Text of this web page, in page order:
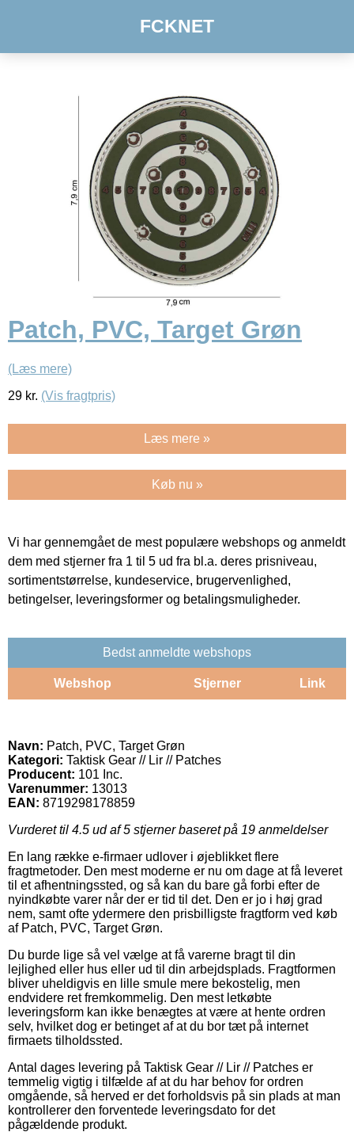
FCKNET
Patch, PVC, Target Grøn
(Læs mere)
29 kr. (Vis fragtpris)
Læs mere »
Køb nu »
Vi har gennemgået de mest populære webshops og anmeldt
dem med stjerner fra 1 til 5 ud fra bl.a. deres prisniveau,
sortimentstørrelse, kundeservice, brugervenlighed,
betingelser, leveringsformer og betalingsmuligheder.
Bedst anmeldte webshops
Webshop Stjerner Link
Navn: Patch, PVC, Target Grøn
Kategori: Taktisk Gear // Lir // Patches
Producent: 101 Inc.
Varenummer: 13013
EAN: 8719298178859
Vurderet til 4.5 ud af 5 stjerner baseret på 19 anmeldelser
En lang række e-firmaer udlover i øjeblikket flere
fragtmetoder. Den mest moderne er nu om dage at få leveret
til et afhentningssted, og så kan du bare gå forbi efter de
nyindkøbte varer når der er tid til det. Den er jo i høj grad
nem, samt ofte ydermere den prisbilligste fragtform ved køb
af Patch, PVC, Target Grøn.
Du burde lige så vel vælge at få varerne bragt til din
lejlighed eller hus eller ud til din arbejdsplads. Fragtformen
bliver uheldigvis en lille smule mere bekostelig, men
endvidere ret fremkommelig. Den mest letkøbte
leveringsform kan ikke benægtes at være at hente ordren
selv, hvilket dog er betinget af at du bor tæt på internet
firmaets tilholdssted.
Antal dages levering på Taktisk Gear // Lir // Patches er
temmelig vigtig i tilfælde af at du har behov for ordren
omgående, så herved er det forholdsvis på sin plads at man
kontrollerer den forventede leveringsdato for det
pågældende produkt.